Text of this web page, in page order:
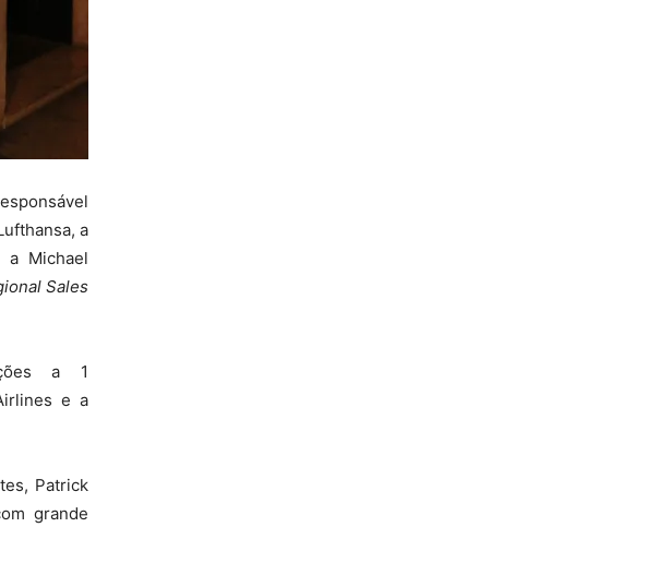
a
a Michael
Sales
a 1
e a
Patrick
grande